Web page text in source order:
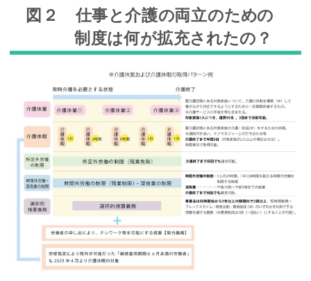
図２ 仕事と介護の両立のための
制度は何が拡充されたの？